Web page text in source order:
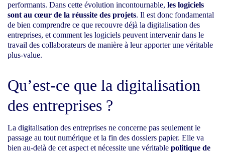
performants. Dans cette évolution incontournable, les logiciels
sont au cœur de la réussite des projets. Il est donc fondamental
de bien comprendre ce que recouvre déjà la digitalisation des
entreprises, et comment les logiciels peuvent intervenir dans le
travail des collaborateurs de manière à leur apporter une véritable
plus-value.
Qu’est-ce que la digitalisation
des entreprises ?
La digitalisation des entreprises ne concerne pas seulement le
passage au tout numérique et la fin des dossiers papier. Elle va
bien au-delà de cet aspect et nécessite une véritable politique de